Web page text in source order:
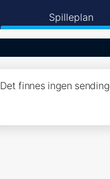
Spilleplan
Det finnes ingen